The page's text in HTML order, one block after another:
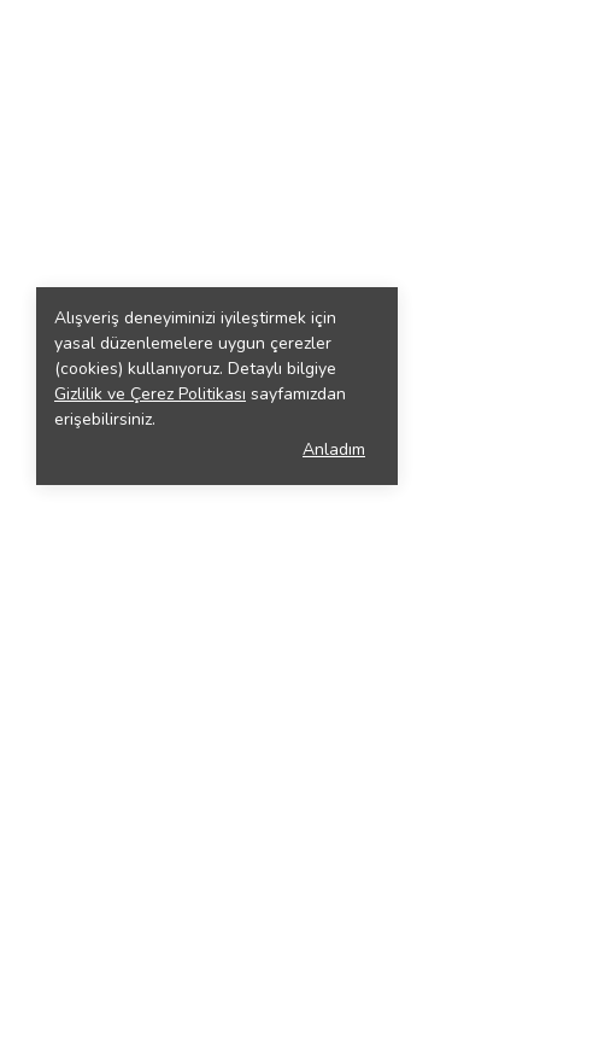
Alışveriş deneyiminizi iyileştirmek için
yasal düzenlemelere uygun çerezler
(cookies) kullanıyoruz. Detaylı bilgiye
Gizlilik ve Çerez Politikası sayfamızdan
erişebilirsiniz.
Anladım